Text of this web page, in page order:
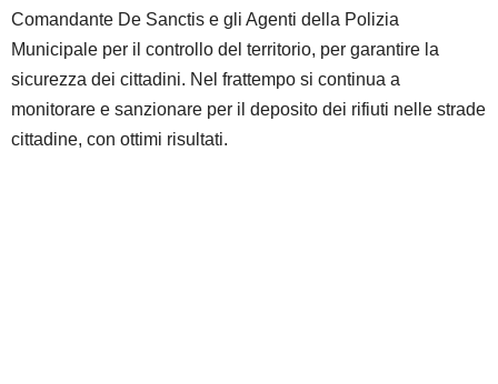
Comandante De Sanctis e gli Agenti della Polizia
Municipale per il controllo del territorio, per garantire la
sicurezza dei cittadini. Nel frattempo si continua a
monitorare e sanzionare per il deposito dei rifiuti nelle strade
cittadine, con ottimi risultati.